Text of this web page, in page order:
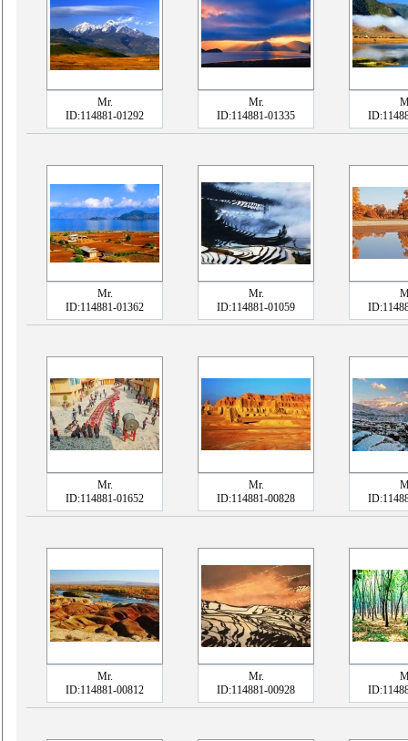
Mr.
ID:114881-01292
Mr.
ID:114881-01335
Mr.
ID:114881-01362
Mr.
ID:114881-01059
Mr.
ID:114881-01652
Mr.
ID:114881-00828
Mr.
ID:114881-00812
Mr.
ID:114881-00928